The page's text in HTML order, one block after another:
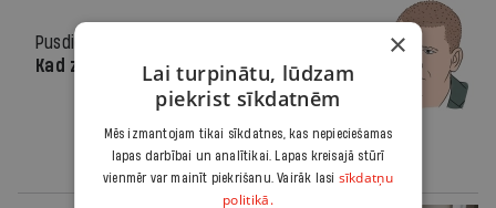
Pusdienās
Kad zvana svešinieks, neuzticies!
×
Lai turpinātu, lūdzam
piekrist sīkdatnēm
Mēs izmantojam tikai sīkdatnes, kas nepieciešamas
lapas darbībai un analītikai. Lapas kreisajā stūrī
vienmēr var mainīt piekrišanu. Vairāk lasi sīkdatņu
politikā.